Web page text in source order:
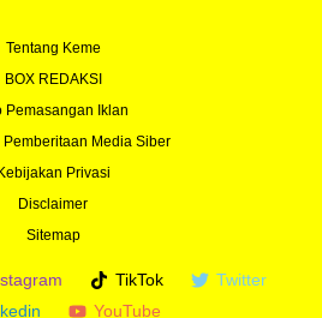
Tentang Keme
BOX REDAKSI
Pemasangan Iklan
Pemberitaan Media Siber
Kebijakan Privasi
Disclaimer
Sitemap
TikTok
Twitter
YouTube